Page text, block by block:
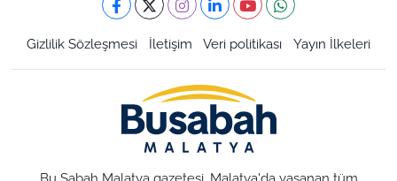
Gizlilik Sözleşmesi İletişim Veri politikası Yayın İlkeleri
Bu Sabah Malatya gazetesi, Malatya'da yaşanan tüm